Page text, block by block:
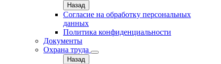
Назад
Согласие на обработку персональных
данных
Политика конфиденциальности
Документы
Охрана труда
Назад